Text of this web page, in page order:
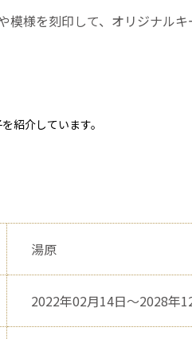
様を刻印して、オリジナルキ
紹介しています。
湯原
2022年02月14日～2028年